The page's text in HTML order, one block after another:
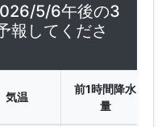
5/6午後の3
報してくださ
気温
前1時間降水
量